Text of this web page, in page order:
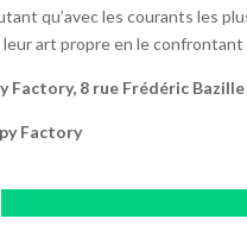
qu’avec les courants les
art propre en le confrontant
Factory, 8 rue Frédéric
Factory